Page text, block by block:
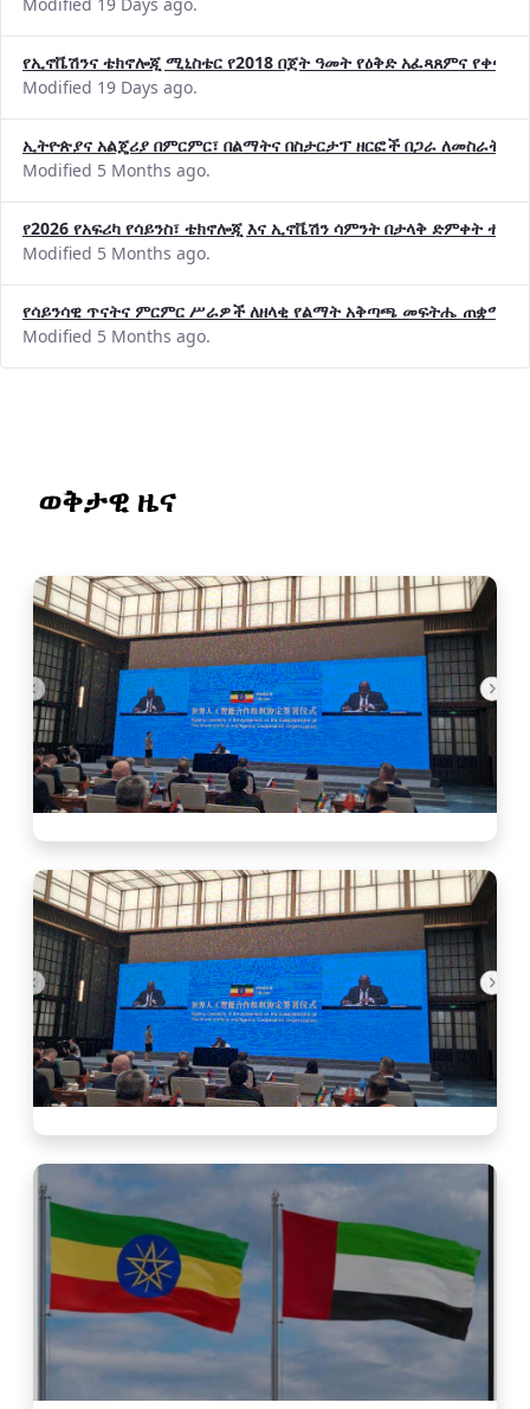
የኢኖቬሽንና ቴክኖሎጂ ሚኒስቴር የ2018 በጀት ዓመት የዕቅድ አፈጻጸምና
Modified 19 Days ago.
ኢትዮጵያና አልጄሪያ በምርምር፣ በልማትና በስታርታፕ ዘርፎች በጋራ ለመስራት
Modified 5 Months ago.
የ2026 የአፍሪካ የሳይንስ፣ ቴክኖሎጂ እና ኢኖቬሽን ሳምንት በታላቅ ድምቀት
Modified 5 Months ago.
የሳይንሳዊ ጥናትና ምርምር ሥራዎች ለዘላቂ የልማት አቅጣጫ መፍትሔ ጠቋሚ
Modified 5 Months ago.
ወቅታዊ ዜና